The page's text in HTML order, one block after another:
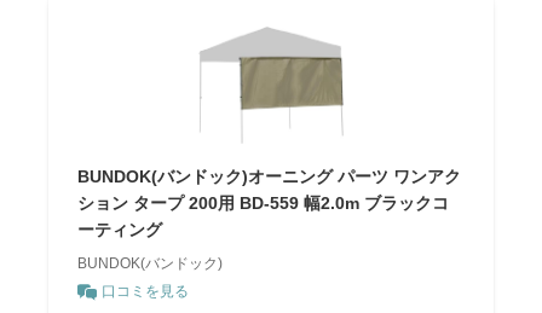
BUNDOK(バンドック)オーニング パーツ ワンアク
ション タープ 200用 BD-559 幅2.0m ブラックコ
ーティング
BUNDOK(バンドック)
口コミを見る